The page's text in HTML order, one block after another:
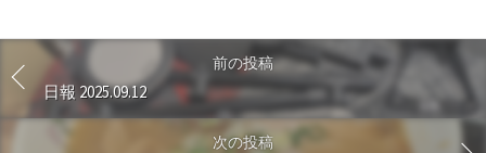
る
前の投稿
日報 2025.09.12
次の投稿